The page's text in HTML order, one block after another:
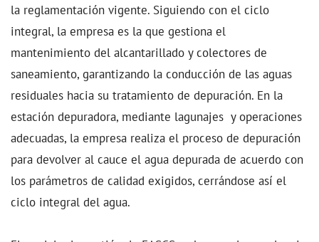
la reglamentación vigente. Siguiendo con el ciclo
integral, la empresa es la que gestiona el
mantenimiento del alcantarillado y colectores de
saneamiento, garantizando la conducción de las aguas
residuales hacia su tratamiento de depuración. En la
estación depuradora, mediante lagunajes y operaciones
adecuadas, la empresa realiza el proceso de depuración
para devolver al cauce el agua depurada de acuerdo con
los parámetros de calidad exigidos, cerrándose así el
ciclo integral del agua.